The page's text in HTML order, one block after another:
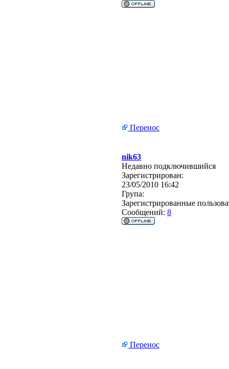
Перенос
nik63
Недавно подключившийся
Зарегистрирован:
23/05/2010 16:42
Група:
Зарегистрированные
Сообщений: 8
Перенос